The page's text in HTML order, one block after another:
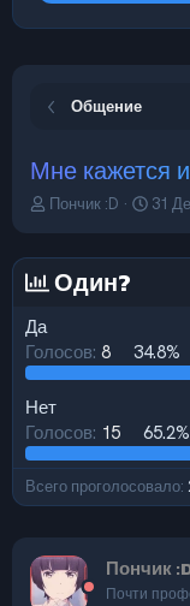
Общение
Мне кажется
А
р
м
ы
Пончик :D
Д
а
л
31
Один?
Да
Голосов: 8 34.8%
Нет
Голосов: 15 65.2%
Всего проголосовало
Пончик
Почти